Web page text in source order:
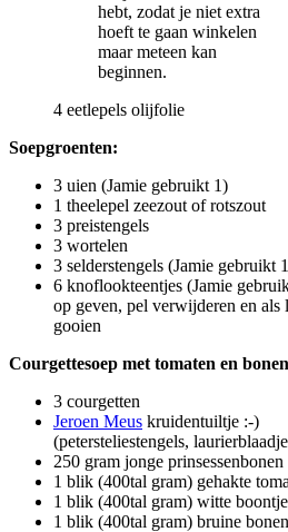
hebt, zodat je niet extra
hoeft te gaan winkelen
maar meteen kan
beginnen.
4 eetlepels olijfolie
Soepgroenten:
3 uien (Jamie gebruikt 1)
1 theelepel zeezout of rotszout
3 preistengels
3 wortelen
3 selderstengels (Jamie gebruikt
6 knoflookteentjes (Jamie
op geven, pel verwijderen en als
gooien
Courgettesoep met tomaten en
3 courgetten
Jeroen Meus kruidentuiltje :-)
(petersteliestengels,
250 gram jonge prinsessenbonen
1 blik (400tal gram) gehakte
1 blik (400tal gram) witte
1 blik (400tal gram) bruine